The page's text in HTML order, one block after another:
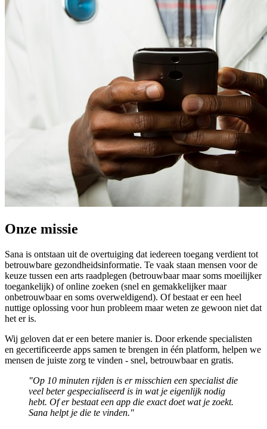
Onze missie
Sana is ontstaan uit de overtuiging dat iedereen toegang verdient tot
betrouwbare gezondheidsinformatie. Te vaak staan mensen voor de
keuze tussen een arts raadplegen (betrouwbaar maar soms moeilijker
toegankelijk) of online zoeken (snel en gemakkelijker maar
onbetrouwbaar en soms overweldigend). Of bestaat er een heel
nuttige oplossing voor hun probleem maar weten ze gewoon niet dat
het er is.
Wij geloven dat er een betere manier is. Door erkende specialisten
en gecertificeerde apps samen te brengen in één platform, helpen we
mensen de juiste zorg te vinden - snel, betrouwbaar en gratis.
"Op 10 minuten rijden is er misschien een specialist die
veel beter gespecialiseerd is in wat je eigenlijk nodig
hebt. Of er bestaat een app die exact doet wat je zoekt.
Sana helpt je die te vinden."